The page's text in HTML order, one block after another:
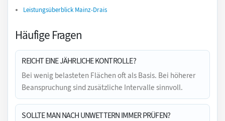
Leistungsüberblick Mainz-Drais
Häufige Fragen
REICHT EINE JÄHRLICHE KONTROLLE?
Bei wenig belasteten Flächen oft als Basis. Bei höherer
Beanspruchung sind zusätzliche Intervalle sinnvoll.
SOLLTE MAN NACH UNWETTERN IMMER PRÜFEN?